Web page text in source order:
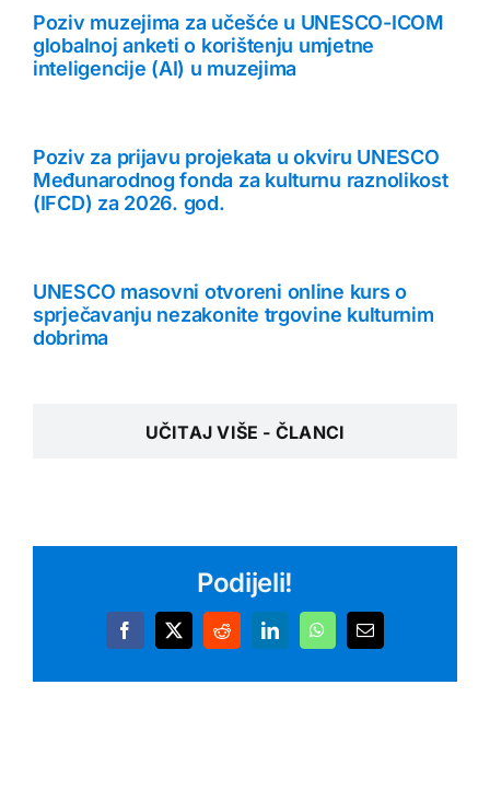
Poziv muzejima za učešće u UNESCO-ICOM
globalnoj anketi o korištenju umjetne
inteligencije (AI) u muzejima
Poziv za prijavu projekata u okviru UNESCO
Međunarodnog fonda za kulturnu raznolikost
(IFCD) za 2026. god.
UNESCO masovni otvoreni online kurs o
sprječavanju nezakonite trgovine kulturnim
dobrima
UČITAJ VIŠE - ČLANCI
Podijeli!
Facebook
X RedditLinkedInWhatsApp
Email